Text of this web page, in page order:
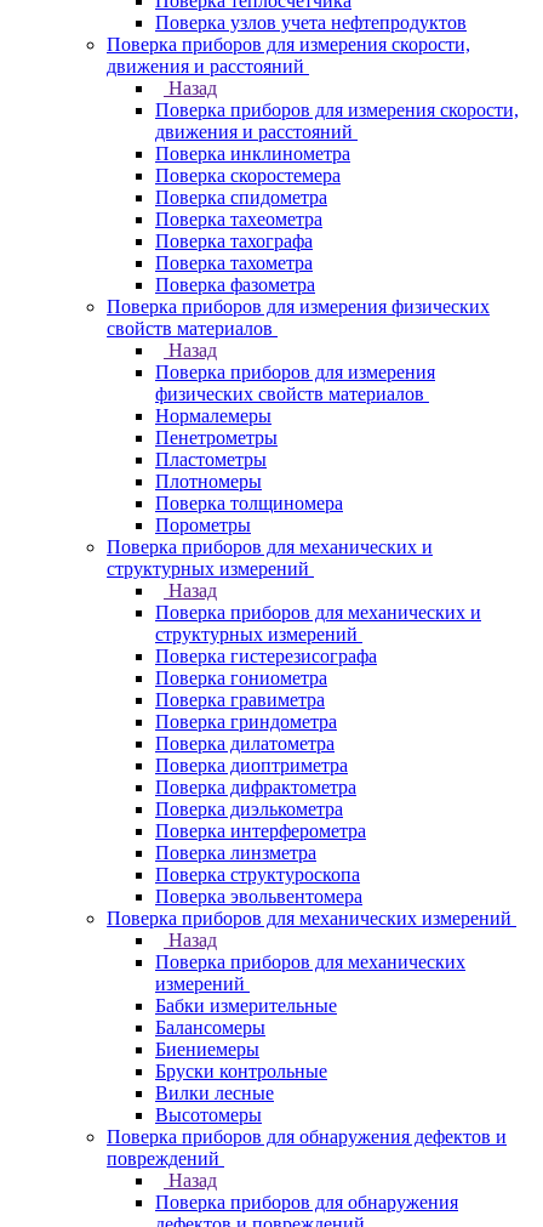
Поверка узлов учета нефтепродуктов
Поверка приборов для измерения скорости,
движения и расстояний
Назад
Поверка приборов для измерения скорости,
движения и расстояний
Поверка инклинометра
Поверка скоростемера
Поверка спидометра
Поверка тахеометра
Поверка тахографа
Поверка тахометра
Поверка фазометра
Поверка приборов для измерения физических
свойств материалов
Назад
Поверка приборов для измерения
физических свойств материалов
Нормалемеры
Пенетрометры
Пластометры
Плотномеры
Поверка толщиномера
Порометры
Поверка приборов для механических и
структурных измерений
Назад
Поверка приборов для механических и
структурных измерений
Поверка гистерезисографа
Поверка гониометра
Поверка гравиметра
Поверка гриндометра
Поверка дилатометра
Поверка диоптриметра
Поверка дифрактометра
Поверка диэлькометра
Поверка интерферометра
Поверка линзметра
Поверка структуроскопа
Поверка эвольвентомера
Поверка приборов для механических измерений
Назад
Поверка приборов для механических
измерений
Бабки измерительные
Балансомеры
Биениемеры
Бруски контрольные
Вилки лесные
Высотомеры
Поверка приборов для обнаружения дефектов и
повреждений
Назад
Поверка приборов для обнаружения